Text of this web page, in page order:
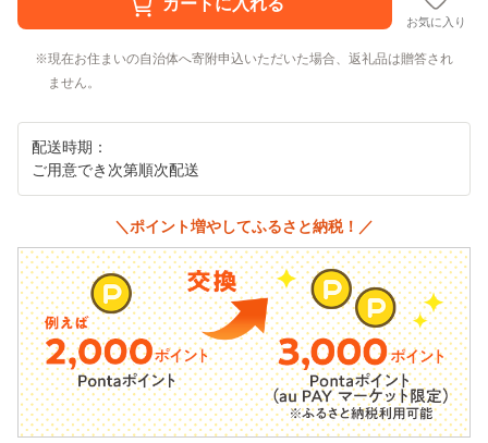
お気に入り
現在お住まいの自治体へ寄附申込いただいた場合、返礼品は贈答され
ません。
配送時期：
ご用意でき次第順次配送
＼ポイント増やしてふるさと納税！／